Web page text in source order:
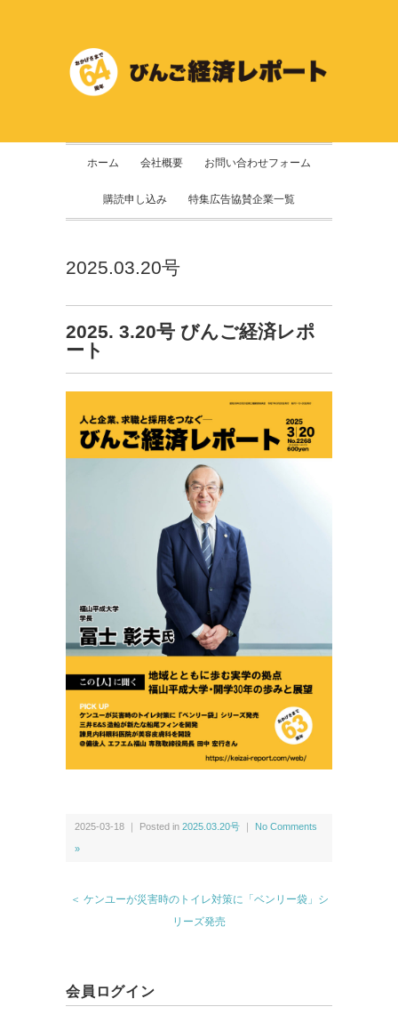
ホーム 会社概要 お問い合わせフォーム
購読申し込み 特集広告協賛企業一覧
2025.03.20号
2025. 3.20号 びんご経済レポ
ート
2025-03-18 ｜ Posted in 2025.03.20号 ｜ No Comments
»
＜ ケンユーが災害時のトイレ対策に「ベンリー袋」シ
リーズ発売
会員ログイン